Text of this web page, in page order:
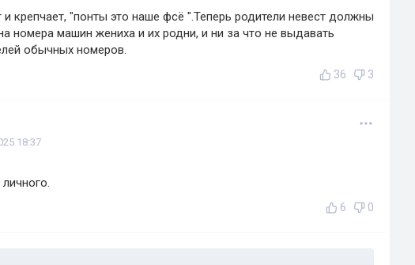
крепчает, "понты это наше фсё ".Теперь родители невест должны
номера машин жениха и их родни, и ни за что не выдавать
обычных номеров.
36 3
18:37
6 0